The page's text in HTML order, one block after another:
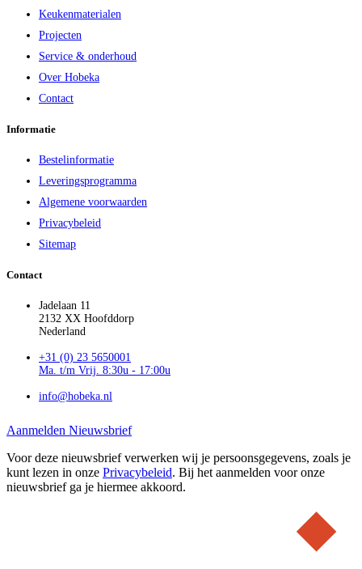
Keukenmaterialen
Projecten
Service & onderhoud
Over Hobeka
Contact
Informatie
Bestelinformatie
Leveringsprogramma
Algemene voorwaarden
Privacybeleid
Sitemap
Contact
Jadelaan 11
2132 XX Hoofddorp
Nederland
+31 (0) 23 5650001
Ma. t/m Vrij. 8:30u - 17:00u
info@hobeka.nl
Aanmelden Nieuwsbrief
Voor deze nieuwsbrief verwerken wij je persoonsgegevens, zoals je
kunt lezen in onze Privacybeleid. Bij het aanmelden voor onze
nieuwsbrief ga je hiermee akkoord.